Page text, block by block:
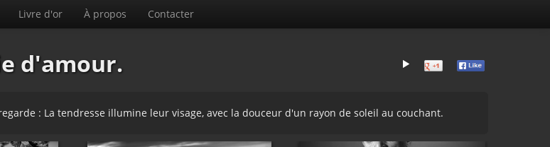
Livre d'or À propos Contacter
d'amour.
: La tendresse illumine leur visage, avec la douceur d'un rayon de soleil au couchant.